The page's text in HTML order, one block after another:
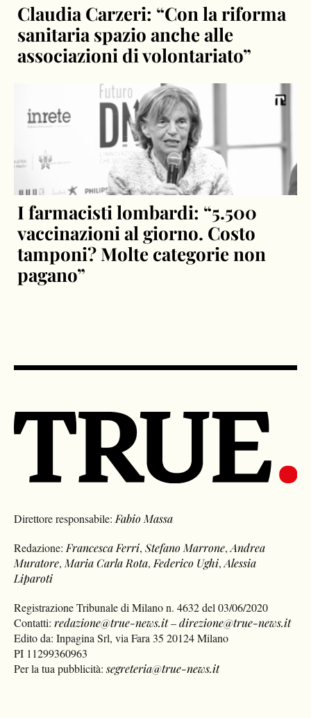
Claudia Carzeri: “Con la riforma
sanitaria spazio anche alle
associazioni di volontariato”
I farmacisti lombardi: “5.500
vaccinazioni al giorno. Costo
tamponi? Molte categorie non
pagano”
Direttore responsabile: Fabio Massa
Redazione: Francesca Ferri,Stefano Marrone,Andrea
Muratore, Maria Carla Rota, Federico Ughi,Alessia
Liparoti
Registrazione Tribunale di Milano n. 4632 del 03/06/2020
Contatti:redazione@true-news.it–direzione@true-news.it
Edito da: Inpagina Srl, via Fara 35 20124 Milano
PI 11299360963
Per la tua pubblicità:segreteria@true-news.it